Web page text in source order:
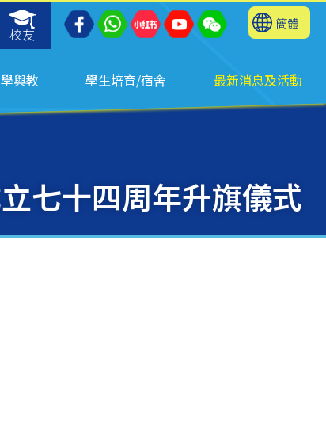
校友
簡體
學與教 學生培育/宿舍 最新消息及活動
七十四周年升旗儀式